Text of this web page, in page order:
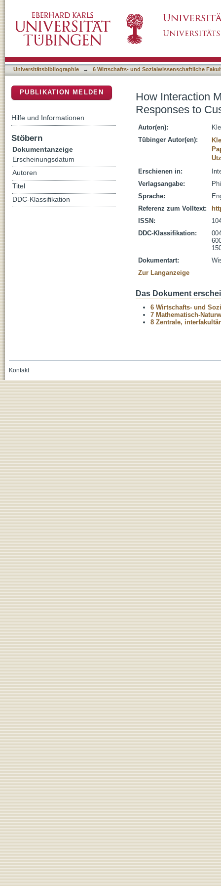
Service Chatbots
Universitätsbibliographie → 6 Wirtschafts- und Sozialwissenschaftliche
How Interaction
Responses to
Autor(en):
Tübinger Autor(en):
Erschienen in:
Verlagsangabe:
Sprache:
Referenz zum Volltext:
ISSN:
DDC-Klassifikation:
Dokumentart:
Zur Langanzeige
Das Dokument
6 Wirtschafts- und
7 Mathematisch-
8 Zentrale,
PUBLIKATION MELDEN
Hilfe und Informationen
Stöbern
Dokumentanzeige
Erscheinungsdatum
Autoren
Titel
DDC-Klassifikation
Kontakt